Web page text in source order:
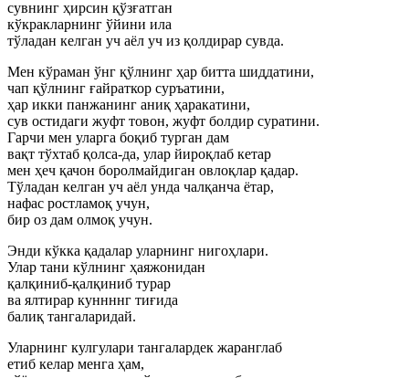
сувнинг ҳирсин қўзғатган
кўкракларнинг ўйини ила
тўладан келган уч аёл уч из қолдирар сувда.
Мен кўраман ўнг қўлнинг ҳар битта шиддатини,
чап қўлнинг ғайраткор суръатини,
ҳар икки панжанинг аниқ ҳаракатини,
сув остидаги жуфт товон, жуфт болдир суратини.
Гарчи мен уларга боқиб турган дам
вақт тўхтаб қолса-да, улар йироқлаб кетар
мен ҳеч қачон боролмайдиган овлоқлар қадар.
Тўладан келган уч аёл унда чалқанча ётар,
нафас ростламоқ учун,
бир оз дам олмоқ учун.
Энди кўкка қадалар уларнинг нигоҳлари.
Улар тани кўлнинг ҳаяжонидан
қалқиниб-қалқиниб турар
ва ялтирар куннннг тиғида
балиқ тангаларидай.
Уларнинг кулгулари тангалардек жаранглаб
етиб келар менга ҳам,